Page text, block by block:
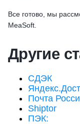
Все готово, мы
MeaSoft.
Другие
СДЭК
Почта
Shiptor
ПЭК: